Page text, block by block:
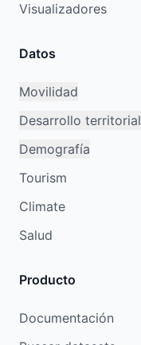
Visualizadores
Datos
Movilidad
Desarrollo territorial
Demografía
Tourism
Climate
Salud
Producto
Documentación